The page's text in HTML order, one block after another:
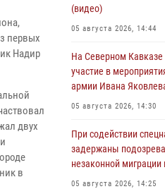
первых
Надир
двух
в
(видео)
05 августа 2026, 14:44
На Северном
участие в
армии Ивана
05 августа 2026, 14:30
При содействии
задержаны
незаконной
05 августа 2026, 14:25